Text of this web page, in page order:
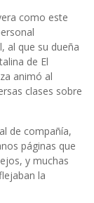
como este
al que su dueña
de El
animó al
clases sobre
de compañía,
páginas que
y muchas
la